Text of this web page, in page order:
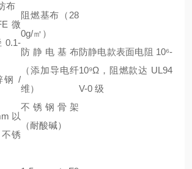
布
微
0.1-
钢 /
以
不锈
阻燃基布（28
0g/㎡）
防静电基布
（添加导电纤
维）
不锈钢骨架
（耐酸碱）
防静电款表面电阻 10⁶-
10⁹Ω，阻燃款达 UL94
V-0 级